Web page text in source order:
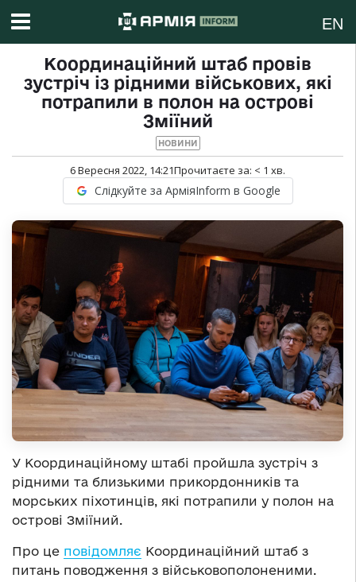
EN
Координаційний штаб провів
зустріч із рідними військових, які
потрапили в полон на острові
Зміїний
НОВИНИ
6 Вересня 2022, 14:21Прочитаєте за: < 1 хв.
Слідкуйте за АрміяInform в Google
У Координаційному штабі пройшла зустріч з
рідними та близькими прикордонників та
морських піхотинців, які потрапили у полон на
острові Зміїний.
Про це повідомляє Координаційний штаб з
питань поводження з військовополоненими.